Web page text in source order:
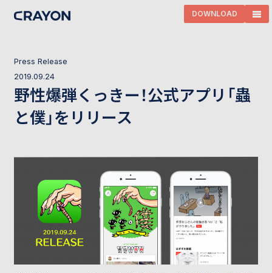
Press Release
2019.09.24
野性爆弾くっきー！公式アプリ「蟲
と僕」をリリース
DOWNLOAD